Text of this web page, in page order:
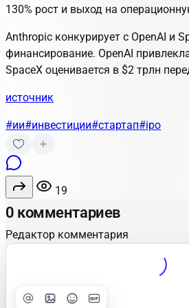
130% рост и выход на
Anthropic конкурирует с OpenAI и
финансирование. OpenAI
SpaceX оценивается в $2 трлн
источник
#ии#инвестиции#стартап#ipo
19
0 комментариев
Редактор комментария
Улучшить